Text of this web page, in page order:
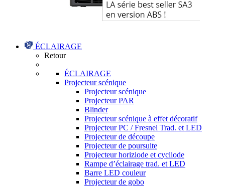
ÉCLAIRAGE
Retour
ÉCLAIRAGE
Projecteur scénique
Projecteur scénique
Projecteur PAR
Blinder
Projecteur scénique à effet décoratif
Projecteur PC / Fresnel Trad. et LED
Projecteur de découpe
Projecteur de poursuite
Projecteur horiziode et cycliode
Rampe d’éclairage trad. et LED
Barre LED couleur
Projecteur de gobo